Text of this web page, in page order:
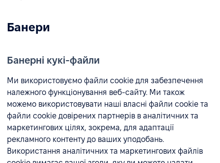
Банери
Банерні кукі-файли
Ми використовуємо файли cookie для забезпечення
належного функціонування веб-сайту. Ми також
можемо використовувати наші власні файли cookie та
файли cookie довірених партнерів в аналітичних та
маркетингових цілях, зокрема, для адаптації
рекламного контенту до ваших уподобань.
Використання аналітичних та маркетингових файлів